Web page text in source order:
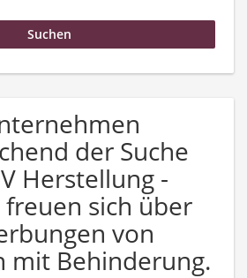
der Suche
Herstellung -
sich über
von
mit Behinderung.